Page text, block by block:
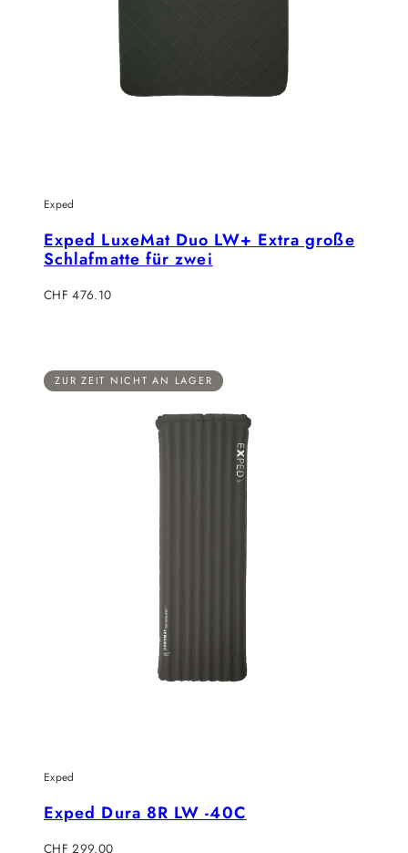
Exped
Exped LuxeMat Duo LW+ Extra große
Schlafmatte für zwei
Verkaufspreis
CHF 476.10
ZUR ZEIT NICHT AN LAGER
Exped
Exped Dura 8R LW -40C
Regulärer
CHF 299.00